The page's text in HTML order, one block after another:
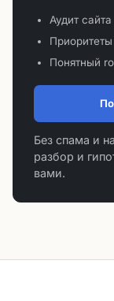
Аудит
Понятный
Без спама и
разбор и
вами.